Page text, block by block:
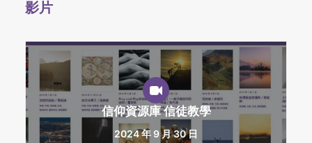
影片
信仰資源庫 信徒教學
2024 年 9 月 30 日